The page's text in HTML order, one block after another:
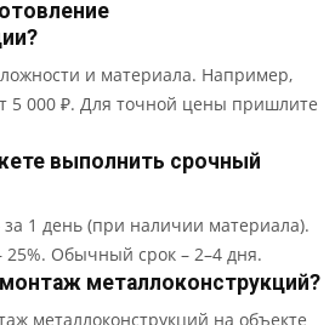
и материала. Например,
5 000 ₽. Для точной цены пришлите
выполнить срочный
1 день (при наличии материала).
25%. Обычный срок – 2–4 дня.
металлоконструкций?
металлоконструкций на объекте